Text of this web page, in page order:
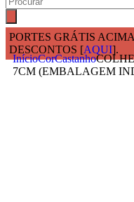
PORTES GRÁTIS
DESCONTOS [AQUI].
InícioCorCastanho
7CM (EMBALAGEM